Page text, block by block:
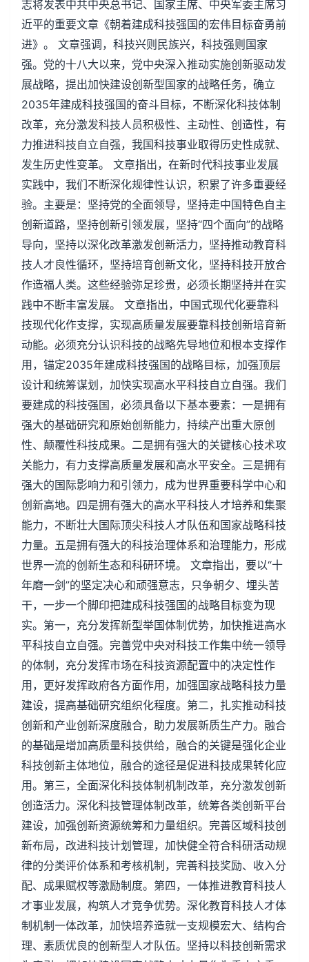
志将发表中共中央总书记、国家主席、中央军委主席习
近平的重要文章《朝着建成科技强国的宏伟目标奋勇前
进》。 文章强调，科技兴则民族兴，科技强则国家
强。党的十八大以来，党中央深入推动实施创新驱动发
展战略，提出加快建设创新型国家的战略任务，确立
2035年建成科技强国的奋斗目标，不断深化科技体制
改革，充分激发科技人员积极性、主动性、创造性，有
力推进科技自立自强，我国科技事业取得历史性成就、
发生历史性变革。 文章指出，在新时代科技事业发展
实践中，我们不断深化规律性认识，积累了许多重要经
验。主要是：坚持党的全面领导，坚持走中国特色自主
创新道路，坚持创新引领发展，坚持“四个面向”的战略
导向，坚持以深化改革激发创新活力，坚持推动教育科
技人才良性循环，坚持培育创新文化，坚持科技开放合
作造福人类。这些经验弥足珍贵，必须长期坚持并在实
践中不断丰富发展。 文章指出，中国式现代化要靠科
技现代化作支撑，实现高质量发展要靠科技创新培育新
动能。必须充分认识科技的战略先导地位和根本支撑作
用，锚定2035年建成科技强国的战略目标，加强顶层
设计和统筹谋划，加快实现高水平科技自立自强。我们
要建成的科技强国，必须具备以下基本要素：一是拥有
强大的基础研究和原始创新能力，持续产出重大原创
性、颠覆性科技成果。二是拥有强大的关键核心技术攻
关能力，有力支撑高质量发展和高水平安全。三是拥有
强大的国际影响力和引领力，成为世界重要科学中心和
创新高地。四是拥有强大的高水平科技人才培养和集聚
能力，不断壮大国际顶尖科技人才队伍和国家战略科技
力量。五是拥有强大的科技治理体系和治理能力，形成
世界一流的创新生态和科研环境。 文章指出，要以“十
年磨一剑”的坚定决心和顽强意志，只争朝夕、埋头苦
干，一步一个脚印把建成科技强国的战略目标变为现
实。第一，充分发挥新型举国体制优势，加快推进高水
平科技自立自强。完善党中央对科技工作集中统一领导
的体制，充分发挥市场在科技资源配置中的决定性作
用，更好发挥政府各方面作用，加强国家战略科技力量
建设，提高基础研究组织化程度。第二，扎实推动科技
创新和产业创新深度融合，助力发展新质生产力。融合
的基础是增加高质量科技供给，融合的关键是强化企业
科技创新主体地位，融合的途径是促进科技成果转化应
用。第三，全面深化科技体制机制改革，充分激发创新
创造活力。深化科技管理体制改革，统筹各类创新平台
建设，加强创新资源统筹和力量组织。完善区域科技创
新布局，改进科技计划管理，加快健全符合科研活动规
律的分类评价体系和考核机制，完善科技奖励、收入分
配、成果赋权等激励制度。第四，一体推进教育科技人
才事业发展，构筑人才竞争优势。深化教育科技人才体
制机制一体改革，加快培养造就一支规模宏大、结构合
理、素质优良的创新型人才队伍。坚持以科技创新需求